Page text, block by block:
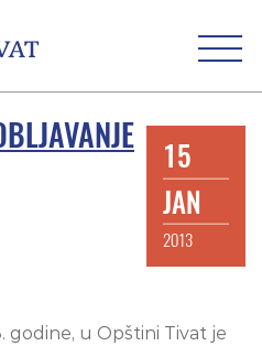
15
JAN
2013
godine, u Opštini Tivat je